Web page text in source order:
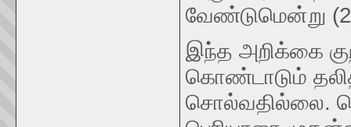
வேண்டுமென்று
இந்த அறிக்கை
கொண்டாடும்
சொல்வதில்லை.